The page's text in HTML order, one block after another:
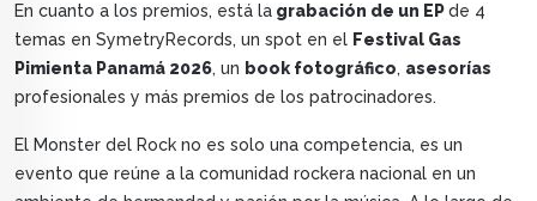
En cuanto a los premios, está la grabación de un EPde 4
temas en SymetryRecords, un spot en el Festival Gas
Pimienta Panamá 2026, un book fotográfico, asesorías
profesionales y más premios de los patrocinadores.
El Monster del Rock no es solo una competencia, es un
evento que reúne a la comunidad rockera nacional en un